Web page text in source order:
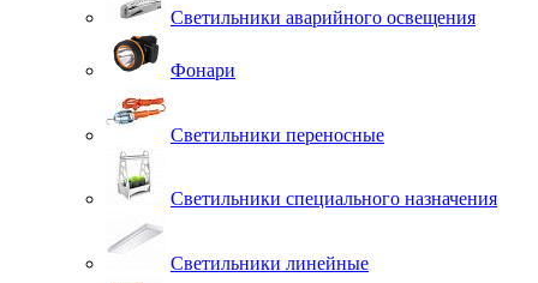
Светильники аварийного освещения
Фонари
Светильники переносные
Светильники специального назначения
Светильники линейные